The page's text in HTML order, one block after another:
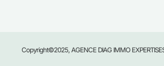
Copyright©2025, AGENCE DIAG IMMO